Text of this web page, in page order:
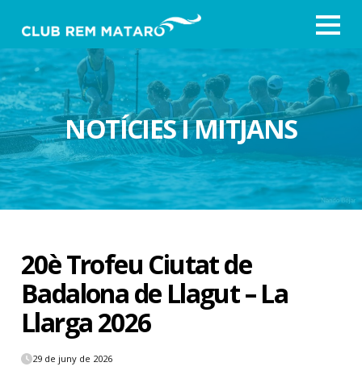
NOTÍCIES I MITJANS
20è Trofeu Ciutat de
Badalona de Llagut – La
Llarga 2026
29 de juny de 2026